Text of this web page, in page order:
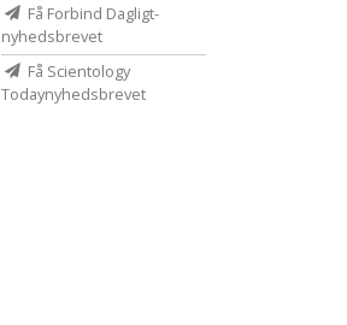
Få Forbind Dagligt-
nyhedsbrevet
Få Scientology
Todaynyhedsbrevet